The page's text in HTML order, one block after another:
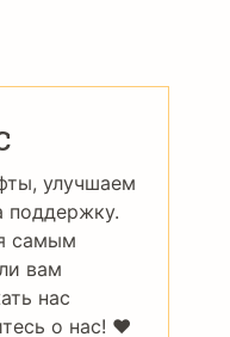
улучшаем
поддержку.
самым
вам
нас
о нас! ❤️